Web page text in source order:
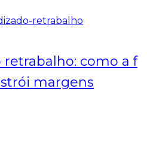
como a f
margens